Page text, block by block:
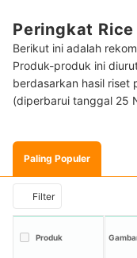
Peringkat
Berikut ini adalah
Produk-produk ini
berdasarkan hasil riset
(diperbarui tanggal 25
Paling Populer
Filter
Produk